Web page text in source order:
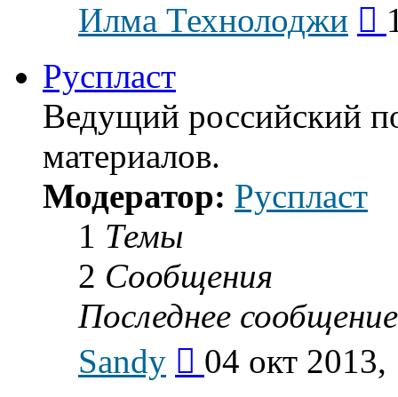
Илма Технолоджи
Руспласт
Ведущий российский
материалов.
Модератор: Руспласт
1 Темы
2 Сообщения
Последнее сообщение
Sandy
последнему
04 окт 2013,